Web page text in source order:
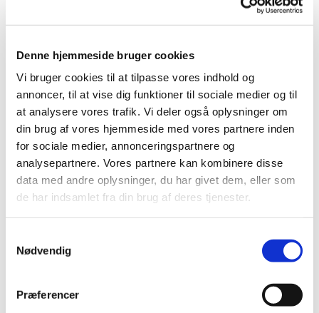
Denne hjemmeside bruger cookies
Vi bruger cookies til at tilpasse vores indhold og
annoncer, til at vise dig funktioner til sociale medier og til
at analysere vores trafik. Vi deler også oplysninger om
din brug af vores hjemmeside med vores partnere inden
for sociale medier, annonceringspartnere og
analysepartnere. Vores partnere kan kombinere disse
data med andre oplysninger, du har givet dem, eller som
de har indsamlet fra din brug af deres tjenester.
Nødvendig
Præferencer
rolig oplevelse, hvor glæden og nærværet er i fokus.
uddannet musikpædagog fra Det Danske Kongelige
ledelse af babysalmesang og børnekor.
Det er gratis at deltage.